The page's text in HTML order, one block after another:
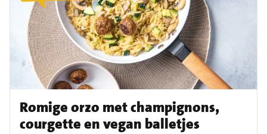
Romige orzo met champignons,
courgette en vegan balletjes